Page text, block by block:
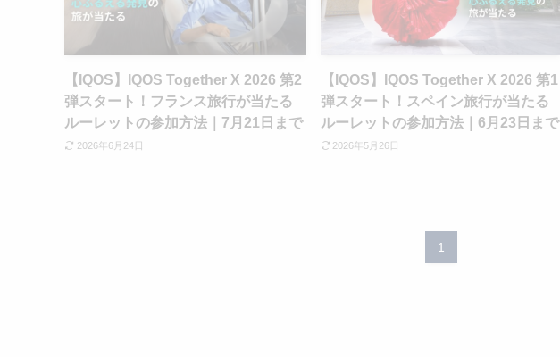
【IQOS】IQOS Together X 2026 第2
弾スタート！フランス旅行が当たる
ルーレットの参加方法｜7月21日まで
2026年6月24日
【IQOS】IQOS Together X 2026 第1
弾スタート！スペイン旅行が当たる
ルーレットの参加方法｜6月23日まで
2026年5月26日
1